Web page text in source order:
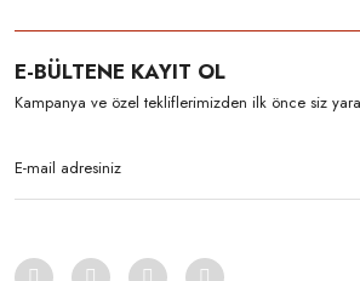
E-BÜLTENE KAYIT OL
Kampanya ve özel tekliflerimizden ilk önce siz